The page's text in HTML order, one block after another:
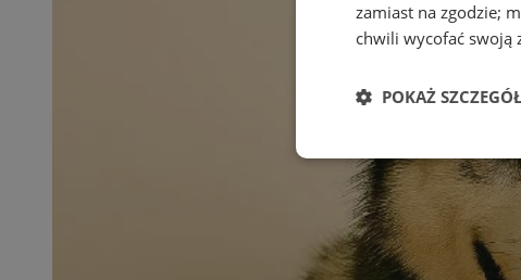
zamiast na zgodzie;
chwili wycofać swoją
POKAŻ
Niezbędne